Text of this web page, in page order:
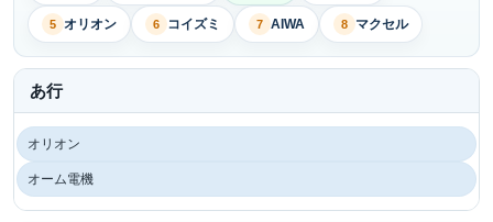
5 オリオン 6 コイズミ 7 AIWA 8 マクセル
あ行
オリオン
オーム電機